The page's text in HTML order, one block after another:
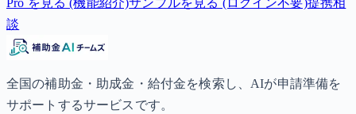
Pro を見る (機能紹介)サンプルを見る (ログイン不要)提携相
談
全国の補助金・助成金・給付金を検索し、AIが申請準備を
サポートするサービスです。